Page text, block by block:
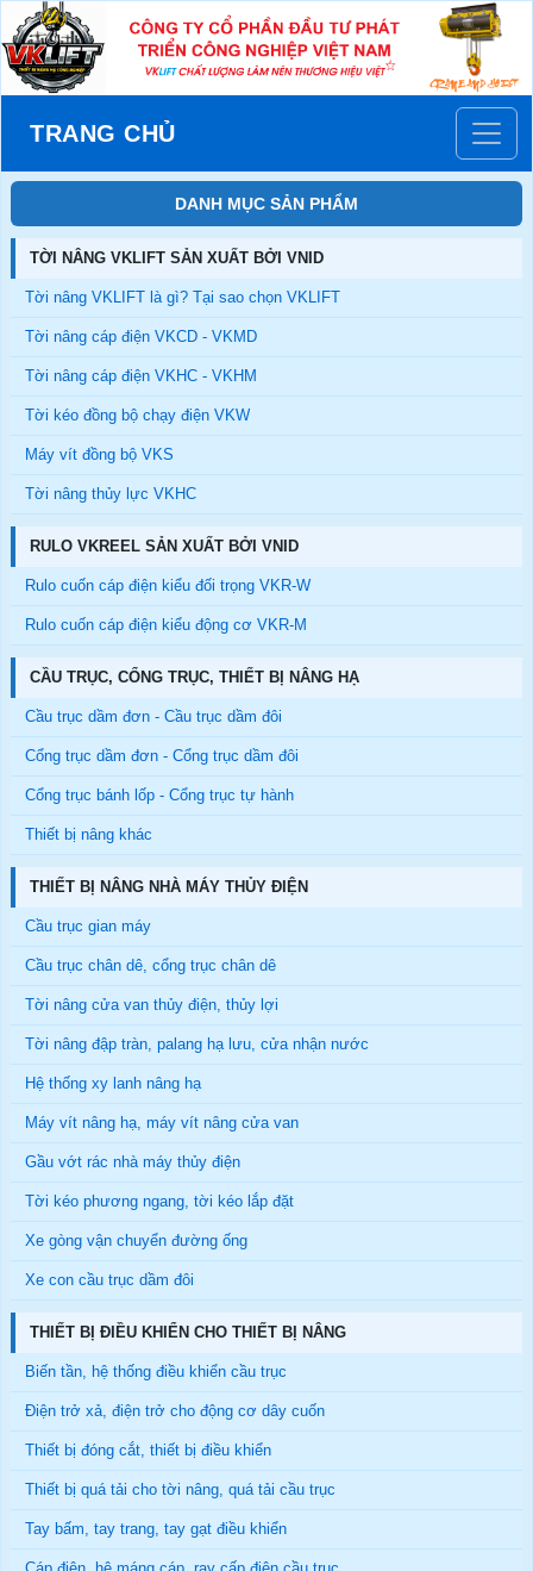
TRANG CHỦ
DANH MỤC SẢN PHẨM
TỜI NÂNG VKLIFT SẢN XUẤT BỞI VNID
Tời nâng VKLIFT là gì? Tại sao chọn VKLIFT
Tời nâng cáp điện VKCD - VKMD
Tời nâng cáp điện VKHC - VKHM
Tời kéo đồng bộ chạy điện VKW
Máy vít đồng bộ VKS
Tời nâng thủy lực VKHC
RULO VKREEL SẢN XUẤT BỞI VNID
Rulo cuốn cáp điện kiểu đối trọng VKR-W
Rulo cuốn cáp điện kiểu động cơ VKR-M
CẦU TRỤC, CỔNG TRỤC, THIẾT BỊ NÂNG HẠ
Cầu trục dầm đơn - Cầu trục dầm đôi
Cổng trục dầm đơn - Cổng trục dầm đôi
Cổng trục bánh lốp - Cổng trục tự hành
Thiết bị nâng khác
THIẾT BỊ NÂNG NHÀ MÁY THỦY ĐIỆN
Cầu trục gian máy
Cầu trục chân dê, cổng trục chân dê
Tời nâng cửa van thủy điện, thủy lợi
Tời nâng đập tràn, palang hạ lưu, cửa nhận nước
Hệ thống xy lanh nâng hạ
Máy vít nâng hạ, máy vít nâng cửa van
Gầu vớt rác nhà máy thủy điện
Tời kéo phương ngang, tời kéo lắp đặt
Xe gòng vận chuyển đường ống
Xe con cầu trục dầm đôi
THIẾT BỊ ĐIỀU KHIỂN CHO THIẾT BỊ NÂNG
Biến tần, hệ thống điều khiển cầu trục
Điện trở xả, điện trở cho động cơ dây cuốn
Thiết bị đóng cắt, thiết bị điều khiển
Thiết bị quá tải cho tời nâng, quá tải cầu trục
Tay bấm, tay trang, tay gạt điều khiển